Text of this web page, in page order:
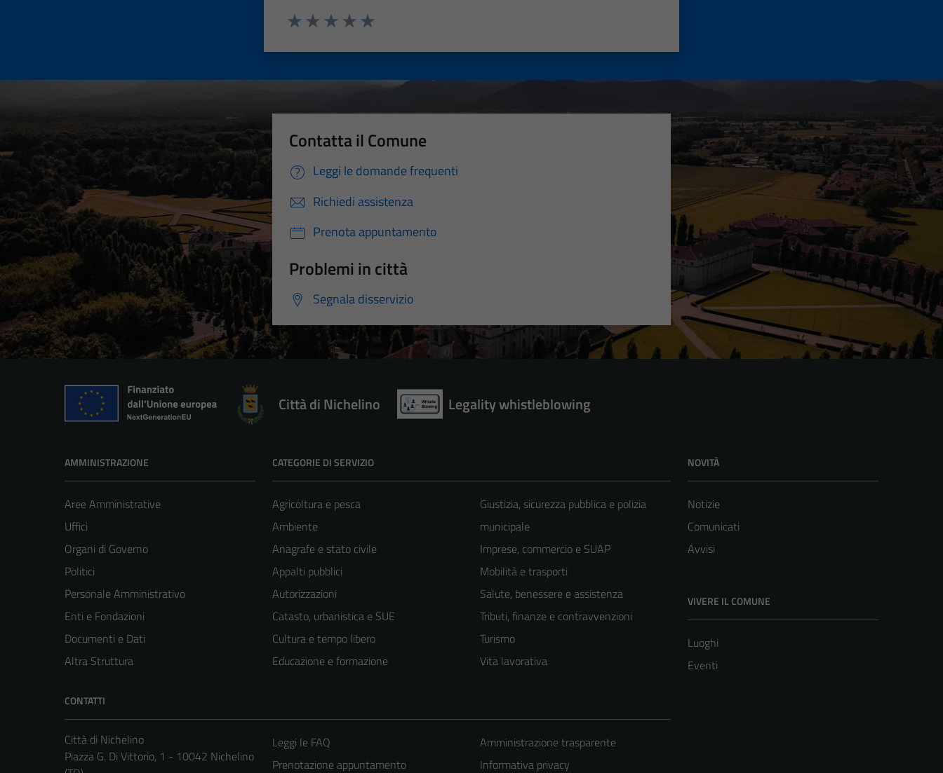
Contatta il Comune
Leggi le domande frequenti
Richiedi assistenza
Prenota appuntamento
Problemi in città
Segnala disservizio
Città di Nichelino Legality whistleblowing
AMMINISTRAZIONE
Aree Amministrative
Uffici
Organi di Governo
Politici
Personale Amministrativo
Enti e Fondazioni
Documenti e Dati
Altra Struttura
CATEGORIE DI SERVIZIO
Agricoltura e pesca
Ambiente
Anagrafe e stato civile
Appalti pubblici
Autorizzazioni
Catasto, urbanistica e SUE
Cultura e tempo libero
Educazione e formazione
Giustizia, sicurezza pubblica e polizia
municipale
Imprese, commercio e SUAP
Mobilità e trasporti
Salute, benessere e assistenza
Tributi, finanze e contravvenzioni
Turismo
Vita lavorativa
NOVITÀ
Notizie
Comunicati
Avvisi
VIVERE IL COMUNE
Luoghi
Eventi
CONTATTI
Città di Nichelino
Piazza G. Di Vittorio, 1 - 10042 Nichelino
Leggi le FAQ
Prenotazione appuntamento
Amministrazione trasparente
Informativa privacy